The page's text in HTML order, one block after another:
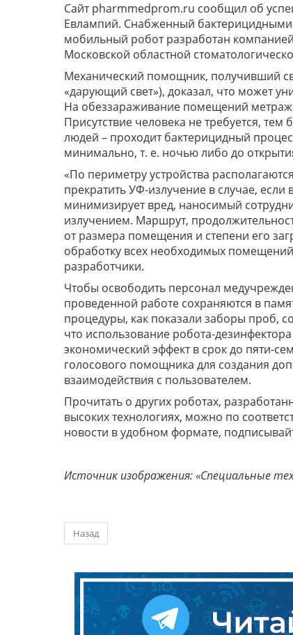
Сайт pharmmedprom.ru сообщил об
Евлампий. Снабженный
мобильный робот разработан
Московской областной
Механический помощник, получивший
«дарующий свет»), доказал, что может
На обеззараживание помещений
Присутствие человека не требуется,
людей – проходит бактерицидный
минимально, т. е. ночью либо до
«По периметру устройства
прекратить УФ-излучение в случае,
минимизирует вред, наносимый
излучением. Маршрут,
от размера помещения и степени его
обработку всех необходимых
разработчики.
Чтобы освободить персонал
проведенной работе сохраняются в
процедуры, как показали заборы проб,
что использование робота-
экономический эффект в срок до пяти-
голосового помощника для создания
взаимодействия с пользователем.
Прочитать о других роботах,
высоких технологиях, можно по
новости в удобном формате,
Источник изображения: «Специальные
Назад